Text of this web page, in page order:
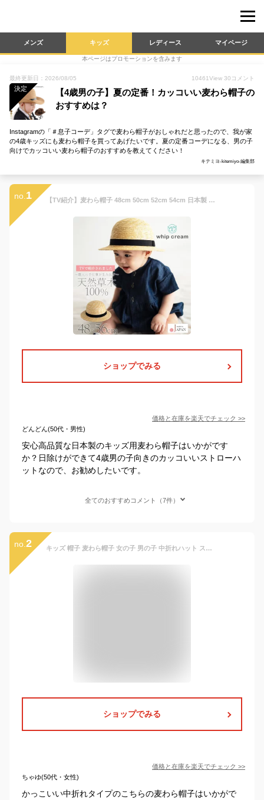
メンズ キッズ レディース マイページ
本ページはプロモーションを含みます
最終更新日：2026/08/05 10461View 30 コメント
決定
【4歳男の子】夏の定番！カッコいい麦わら帽子の
おすすめは？
Instagramの「＃息子コーデ」タグで麦わら帽子がおしゃれだと思ったので、我が家
の4歳キッズにも麦わら帽子を買ってあげたいです。夏の定番コーデになる、男の子
向けでカッコいい麦わら帽子のおすすめを教えてください！
キテミヨ-kitemiyo-編集部
no. 1 【TV紹介】麦わら帽子 48cm 50cm 52cm 54cm 日本製 ホイップクリーム 麦わら帽子 ベビー キッズ 女の子 男の子 ゴム付き 日除け ストローハット 帽子 ハット 春 夏 秋 定番 シンプル おしゃれ ギフト プレゼント【ラッピング不可】
ショップでみる
価格と在庫を楽天でチェック >>
どんどん(50代・男性)
安心高品質な日本製のキッズ用麦わら帽子はいかがです
か？日除けができて4歳男の子向きのカッコいいストローハ
ットなので、お勧めしたいです。
全てのおすすめコメント（7件）
no. 2 キッズ 帽子 麦わら帽子 女の子 男の子 中折れハット ストローハット パナマ帽 紫外線防止 UV 帽子 テンガロハット 折りたたみ たためる
ショップでみる
価格と在庫を楽天でチェック >>
ちゃゆ(50代・女性)
かっこいい中折れタイプのこちらの麦わら帽子はいかがで